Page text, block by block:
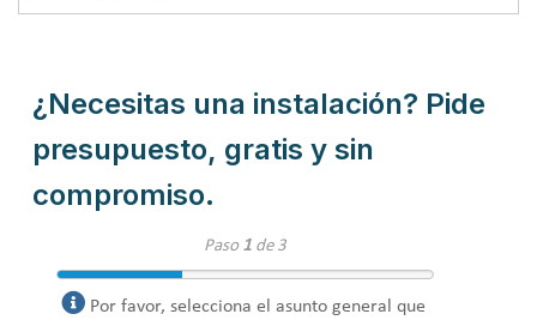
¿Necesitas una instalación? Pide
presupuesto, gratis y sin
compromiso.
Paso 1de 3
Por favor, selecciona el asunto general que